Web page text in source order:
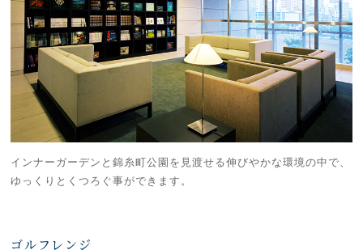
インナーガーデンと錦糸町公園を見渡せる伸びやかな環境の中で、
ゆっくりとくつろぐ事ができます。
ゴルフレンジ